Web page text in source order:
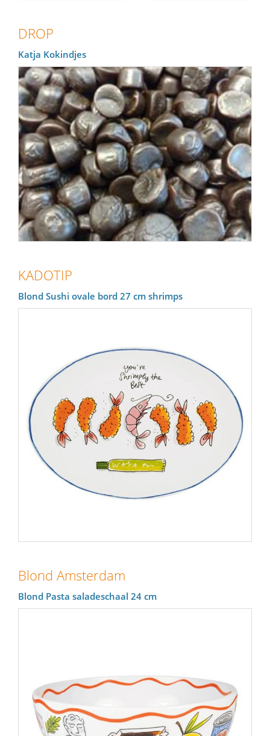
DROP
Katja Kokindjes
KADOTIP
Blond Sushi ovale bord 27 cm shrimps
Blond Amsterdam
Blond Pasta saladeschaal 24 cm